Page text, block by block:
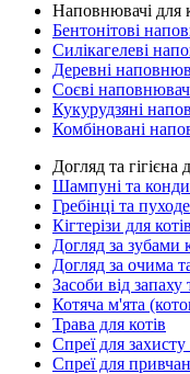
Наповнювачі для
Бентонітові
Силікагелеві
Деревні
Соєві
Кукурудзяні
Комбіновані
Догляд та гігієна
Шампуні та
Гребінці та
Кігтерізи для котів
Догляд за зубами
Догляд за очима
Засоби від запаху
Котяча м'ята
Трава для котів
Спреї для захисту
Спреї для